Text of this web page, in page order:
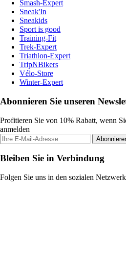
Smash-Expert
Sneak'In
Sneakids
Sport is good
Training-Fit
Trek-Expert
Triathlon-Expert
TripNBikers
Vélo-Store
Winter-Expert
Abonnieren Sie unseren
Profitieren Sie von 10% Rabatt, wenn
anmelden
Bleiben Sie in Verbindung
Folgen Sie uns in den sozialen